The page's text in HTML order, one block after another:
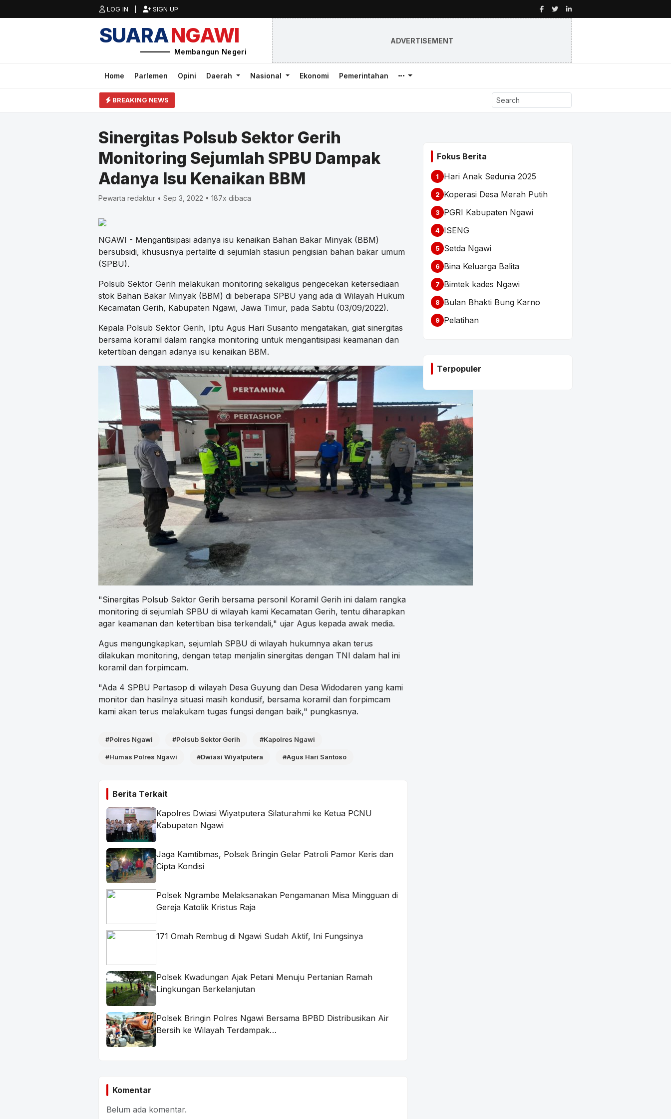
LOG IN | SIGN UP
SUARANGAWI
Membangun Negeri
ADVERTISEMENT
Home Parlemen Opini Daerah Nasional Ekonomi Pemerintahan
BREAKING NEWS
Sinergitas Polsub Sektor Gerih
Monitoring Sejumlah SPBU Dampak
Adanya Isu Kenaikan BBM
Pewarta redaktur • Sep 3, 2022 • 187x dibaca
NGAWI - Mengantisipasi adanya isu kenaikan Bahan Bakar Minyak (BBM)
bersubsidi, khususnya pertalite di sejumlah stasiun pengisian bahan bakar umum
(SPBU).
Polsub Sektor Gerih melakukan monitoring sekaligus pengecekan ketersediaan
stok Bahan Bakar Minyak (BBM) di beberapa SPBU yang ada di Wilayah Hukum
Kecamatan Gerih, Kabupaten Ngawi, Jawa Timur, pada Sabtu (03/09/2022).
Kepala Polsub Sektor Gerih, Iptu Agus Hari Susanto mengatakan, giat sinergitas
bersama koramil dalam rangka monitoring untuk mengantisipasi keamanan dan
ketertiban dengan adanya isu kenaikan BBM.
"Sinergitas Polsub Sektor Gerih bersama personil Koramil Gerih ini dalam rangka
monitoring di sejumlah SPBU di wilayah kami Kecamatan Gerih, tentu diharapkan
agar keamanan dan ketertiban bisa terkendali," ujar Agus kepada awak media.
Agus mengungkapkan, sejumlah SPBU di wilayah hukumnya akan terus
dilakukan monitoring, dengan tetap menjalin sinergitas dengan TNI dalam hal ini
koramil dan forpimcam.
"Ada 4 SPBU Pertasop di wilayah Desa Guyung dan Desa Widodaren yang kami
monitor dan hasilnya situasi masih kondusif, bersama koramil dan forpimcam
kami akan terus melakukam tugas fungsi dengan baik," pungkasnya.
#Polres Ngawi #Polsub Sektor Gerih #Kapolres Ngawi
#Humas Polres Ngawi #Dwiasi Wiyatputera #Agus Hari Santoso
Berita Terkait
Kapolres Dwiasi Wiyatputera Silaturahmi ke Ketua PCNU
Kabupaten Ngawi
Jaga Kamtibmas, Polsek Bringin Gelar Patroli Pamor Keris dan
Cipta Kondisi
Polsek Ngrambe Melaksanakan Pengamanan Misa Mingguan di
Gereja Katolik Kristus Raja
171 Omah Rembug di Ngawi Sudah Aktif, Ini Fungsinya
Polsek Kwadungan Ajak Petani Menuju Pertanian Ramah
Lingkungan Berkelanjutan
Polsek Bringin Polres Ngawi Bersama BPBD Distribusikan Air
Bersih ke Wilayah Terdampak…
Komentar
Belum ada komentar.
Fokus Berita
1 Hari Anak Sedunia 2025
2 Koperasi Desa Merah Putih
3 PGRI Kabupaten Ngawi
4 ISENG
5 Setda Ngawi
6 Bina Keluarga Balita
7 Bimtek kades Ngawi
8 Bulan Bhakti Bung Karno
9 Pelatihan
Terpopuler